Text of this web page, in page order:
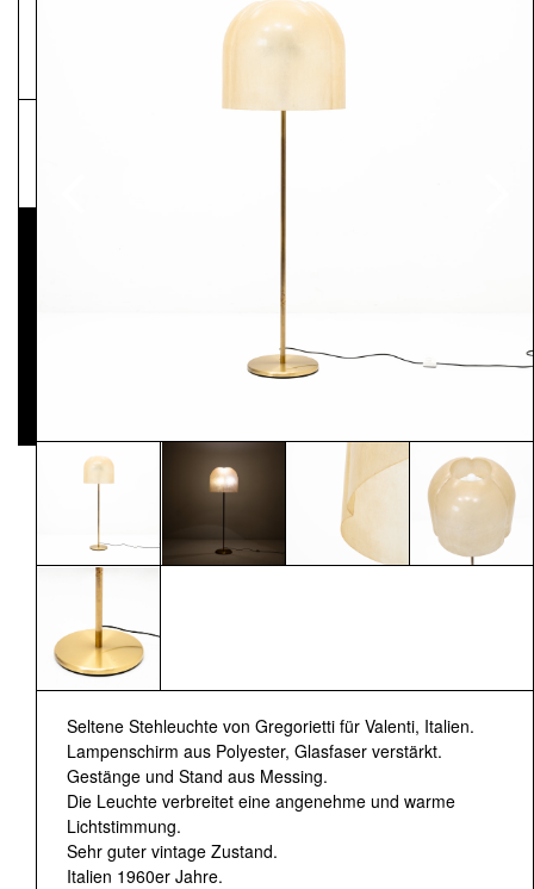
Seltene Stehleuchte von Gregorietti für Valenti, Italien.
Lampenschirm aus Polyester, Glasfaser verstärkt.
Gestänge und Stand aus Messing.
Die Leuchte verbreitet eine angenehme und warme
Lichtstimmung.
Sehr guter vintage Zustand.
Italien 1960er Jahre.
Pressematerial